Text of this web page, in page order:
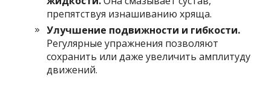
препятствуя изнашиванию хряща.
Улучшение подвижности и гибкости.
Регулярные упражнения позволяют
сохранить или даже увеличить амплитуду
движений.